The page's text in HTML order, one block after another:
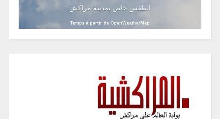
الطقس خاص بمدينة مراكش
Temps à partir de OpenWeatherMap